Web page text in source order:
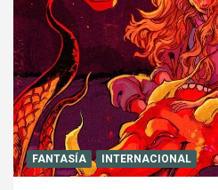
FANTASÍA INTERNACIONAL